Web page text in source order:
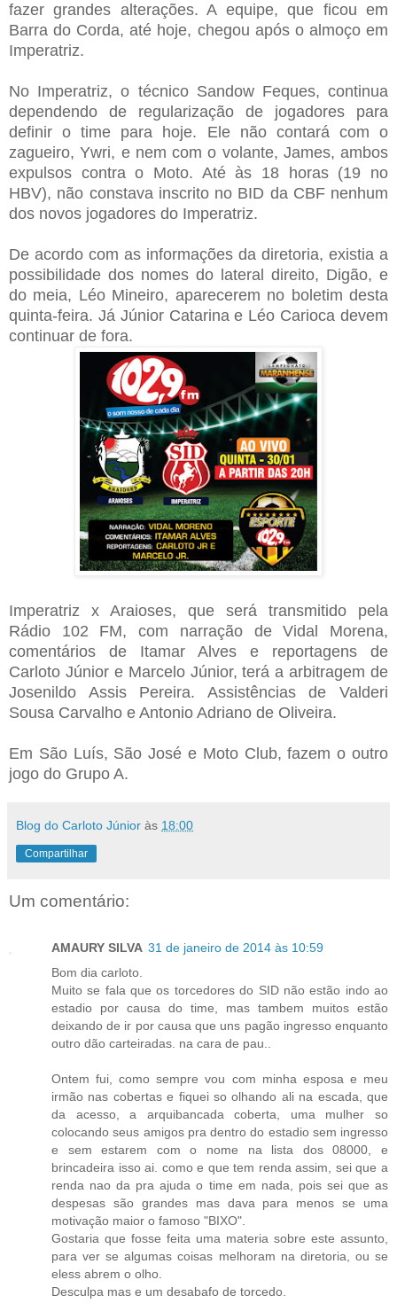
fazer grandes alterações. A equipe, que ficou em
Barra do Corda, até hoje, chegou após o almoço em
Imperatriz.
No Imperatriz, o técnico Sandow Feques, continua
dependendo de regularização de jogadores para
definir o time para hoje. Ele não contará com o
zagueiro, Ywri, e nem com o volante, James, ambos
expulsos contra o Moto. Até às 18 horas (19 no
HBV), não constava inscrito no BID da CBF nenhum
dos novos jogadores do Imperatriz.
De acordo com as informações da diretoria, existia a
possibilidade dos nomes do lateral direito, Digão, e
do meia, Léo Mineiro, aparecerem no boletim desta
quinta-feira. Já Júnior Catarina e Léo Carioca devem
continuar de fora.
Imperatriz x Araioses, que será transmitido pela
Rádio 102 FM, com narração de Vidal Morena,
comentários de Itamar Alves e reportagens de
Carloto Júnior e Marcelo Júnior, terá a arbitragem de
Josenildo Assis Pereira. Assistências de Valderi
Sousa Carvalho e Antonio Adriano de Oliveira.
Em São Luís, São José e Moto Club, fazem o outro
jogo do Grupo A.
Blog do Carloto Júnior às 18:00
Compartilhar
Um comentário:
AMAURY SILVA 31 de janeiro de 2014 às 10:59
Bom dia carloto.
Muito se fala que os torcedores do SID não estão indo ao
estadio por causa do time, mas tambem muitos estão
deixando de ir por causa que uns pagão ingresso enquanto
outro dão carteiradas. na cara de pau..
Ontem fui, como sempre vou com minha esposa e meu
irmão nas cobertas e fiquei so olhando ali na escada, que
da acesso, a arquibancada coberta, uma mulher so
colocando seus amigos pra dentro do estadio sem ingresso
e sem estarem com o nome na lista dos 08000, e
brincadeira isso ai. como e que tem renda assim, sei que a
renda nao da pra ajuda o time em nada, pois sei que as
despesas são grandes mas dava para menos se uma
motivação maior o famoso "BIXO".
Gostaria que fosse feita uma materia sobre este assunto,
para ver se algumas coisas melhoram na diretoria, ou se
eless abrem o olho.
Desculpa mas e um desabafo de torcedo.